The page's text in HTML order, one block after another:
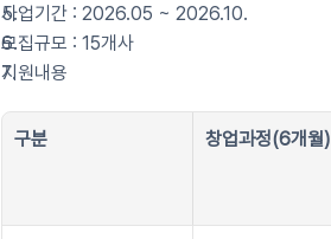
사업기간 : 2026.05 ~ 2026.10.
모집규모 : 15개사
지원내용
구분 창업과정(6개월)